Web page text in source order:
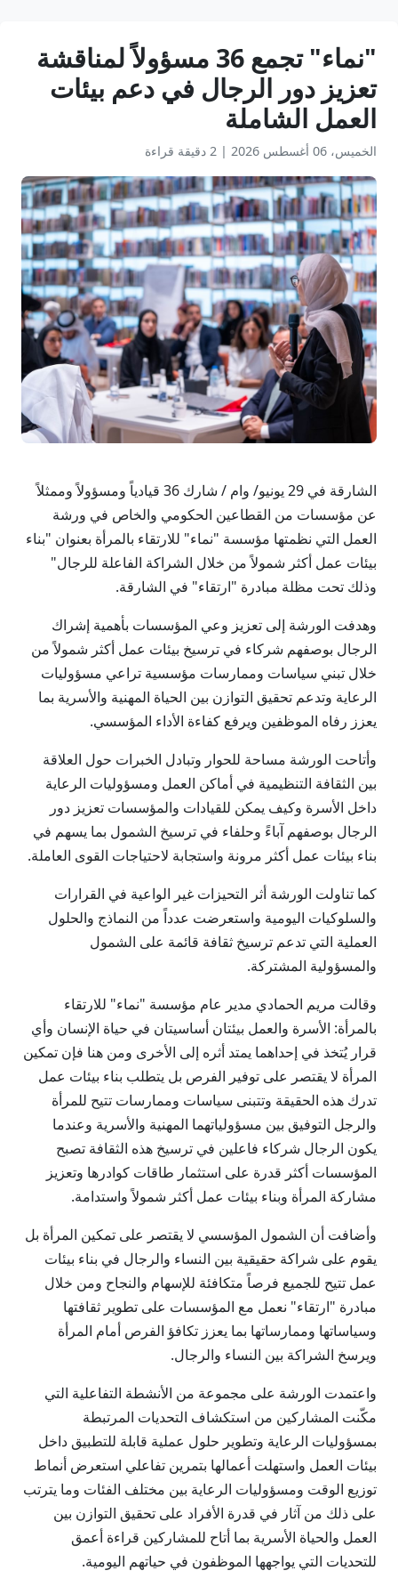
"نماء" تجمع 36 مسؤولاً لمناقشة
تعزيز دور الرجال في دعم بيئات
العمل الشاملة
الخميس، 06 أغسطس 2026 | 2 دقيقة قراءة
الشارقة في 29 يونيو/ وام / شارك 36 قيادياً ومسؤولاً وممثلاً
عن مؤسسات من القطاعين الحكومي والخاص في ورشة
العمل التي نظمتها مؤسسة "نماء" للارتقاء بالمرأة بعنوان "بناء
بيئات عمل أكثر شمولاً من خلال الشراكة الفاعلة للرجال"
وذلك تحت مظلة مبادرة "ارتقاء" في الشارقة.
وهدفت الورشة إلى تعزيز وعي المؤسسات بأهمية إشراك
الرجال بوصفهم شركاء في ترسيخ بيئات عمل أكثر شمولاً من
خلال تبني سياسات وممارسات مؤسسية تراعي مسؤوليات
الرعاية وتدعم تحقيق التوازن بين الحياة المهنية والأسرية بما
يعزز رفاه الموظفين ويرفع كفاءة الأداء المؤسسي.
وأتاحت الورشة مساحة للحوار وتبادل الخبرات حول العلاقة
بين الثقافة التنظيمية في أماكن العمل ومسؤوليات الرعاية
داخل الأسرة وكيف يمكن للقيادات والمؤسسات تعزيز دور
الرجال بوصفهم آباءً وحلفاء في ترسيخ الشمول بما يسهم في
بناء بيئات عمل أكثر مرونة واستجابة لاحتياجات القوى العاملة.
كما تناولت الورشة أثر التحيزات غير الواعية في القرارات
والسلوكيات اليومية واستعرضت عدداً من النماذج والحلول
العملية التي تدعم ترسيخ ثقافة قائمة على الشمول
والمسؤولية المشتركة.
وقالت مريم الحمادي مدير عام مؤسسة "نماء" للارتقاء
بالمرأة: الأسرة والعمل بيئتان أساسيتان في حياة الإنسان وأي
قرار يُتخذ في إحداهما يمتد أثره إلى الأخرى ومن هنا فإن تمكين
المرأة لا يقتصر على توفير الفرص بل يتطلب بناء بيئات عمل
تدرك هذه الحقيقة وتتبنى سياسات وممارسات تتيح للمرأة
والرجل التوفيق بين مسؤولياتهما المهنية والأسرية وعندما
يكون الرجال شركاء فاعلين في ترسيخ هذه الثقافة تصبح
المؤسسات أكثر قدرة على استثمار طاقات كوادرها وتعزيز
مشاركة المرأة وبناء بيئات عمل أكثر شمولاً واستدامة.
وأضافت أن الشمول المؤسسي لا يقتصر على تمكين المرأة بل
يقوم على شراكة حقيقية بين النساء والرجال في بناء بيئات
عمل تتيح للجميع فرصاً متكافئة للإسهام والنجاح ومن خلال
مبادرة "ارتقاء" نعمل مع المؤسسات على تطوير ثقافتها
وسياساتها وممارساتها بما يعزز تكافؤ الفرص أمام المرأة
ويرسخ الشراكة بين النساء والرجال.
واعتمدت الورشة على مجموعة من الأنشطة التفاعلية التي
مكّنت المشاركين من استكشاف التحديات المرتبطة
بمسؤوليات الرعاية وتطوير حلول عملية قابلة للتطبيق داخل
بيئات العمل واستهلت أعمالها بتمرين تفاعلي استعرض أنماط
توزيع الوقت ومسؤوليات الرعاية بين مختلف الفئات وما يترتب
على ذلك من آثار في قدرة الأفراد على تحقيق التوازن بين
العمل والحياة الأسرية بما أتاح للمشاركين قراءة أعمق
للتحديات التي يواجهها الموظفون في حياتهم اليومية.